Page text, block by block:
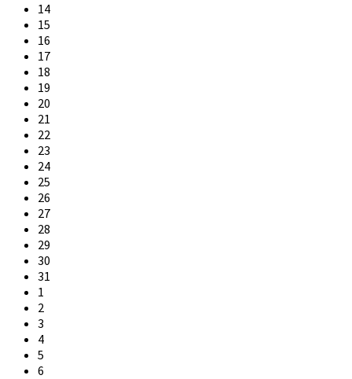
14
15
16
17
18
19
20
21
22
23
24
25
26
27
28
29
30
31
1
2
3
4
5
6